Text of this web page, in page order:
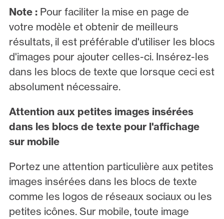
Note : Pour faciliter la mise en page de
votre modèle et obtenir de meilleurs
résultats, il est préférable d'utiliser les blocs
d'images pour ajouter celles-ci. Insérez-les
dans les blocs de texte que lorsque ceci est
absolument nécessaire.
Attention aux petites images insérées
dans les blocs de texte pour l'affichage
sur mobile
Portez une attention particulière aux petites
images insérées dans les blocs de texte
comme les logos de réseaux sociaux ou les
petites icônes. Sur mobile, toute image